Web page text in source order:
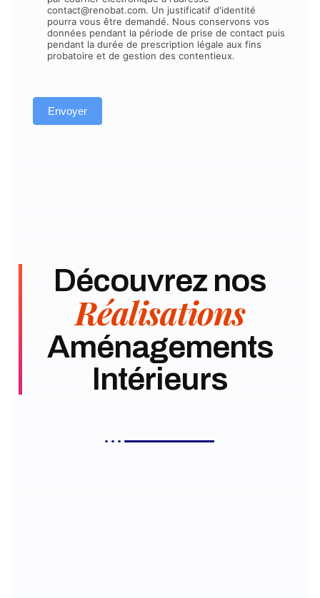
contact@renobat.com. Un justificatif d'identité
pourra vous être demandé. Nous conservons vos
données pendant la période de prise de contact puis
pendant la durée de prescription légale aux fins
probatoire et de gestion des contentieux.
Envoyer
Découvrez nos
Réalisations
Aménagements
Intérieurs